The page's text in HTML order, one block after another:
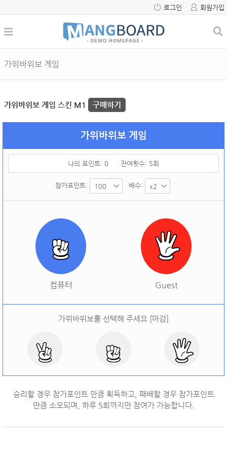
로그인 회원가입
가위바위보 게임
가위바위보 게임 스킨 M1 구매하기
가위바위보 게임
나의 포인트: 0 잔여횟수: 5회
참가포인트: 배수:
컴퓨터 Guest
가위바위보를 선택해 주세요 [마감]
오늘 승률: 오늘 결과: ]
승리할 경우 참가포인트 만큼 획득하고, 패배할 경우 참가포인트
만큼 소모되며, 하루 5회까지만 참여가 가능합니다.